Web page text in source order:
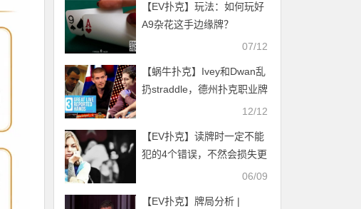
【EV扑克】玩法：如何玩好
A9杂花这手边缘牌？
07/12
【蜗牛扑克】Ivey和Dwan乱
扔straddle，德州扑克职业牌
12/12
【EV扑克】读牌时一定不能
犯的4个错误，不然会损失更
06/09
【EV扑克】牌局分析 |